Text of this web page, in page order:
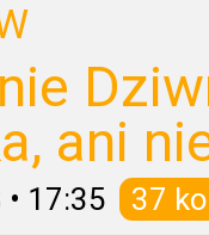
ani
• 17:35 37